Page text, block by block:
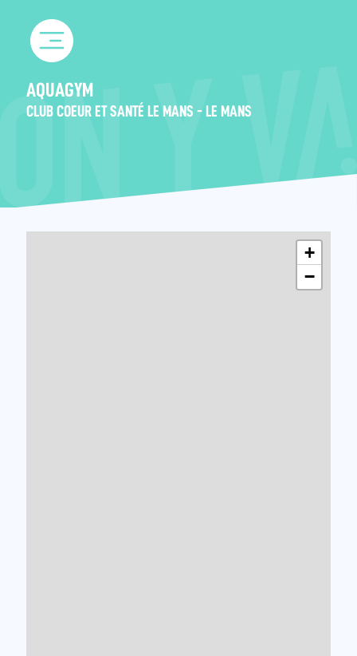
content
AQUAGYM
CLUB COEUR ET SANTÉ LE MANS - LE MANS
+
−